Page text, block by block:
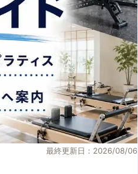
最終更新日：2026/08/06